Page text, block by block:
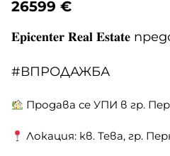
26599 €
𝐄𝐩𝐢𝐜𝐞𝐧𝐭𝐞𝐫 𝐑𝐞𝐚𝐥 𝐄𝐬𝐭𝐚𝐭𝐞
#ВПРОДАЖБА
Продава се УПИ в гр.
Локация: кв. Тева, гр.